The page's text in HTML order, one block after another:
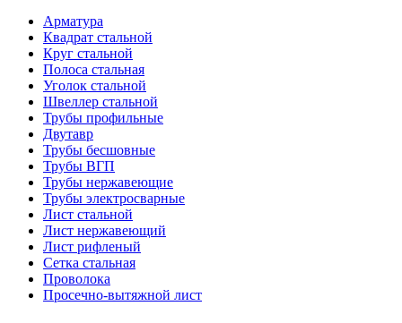
Арматура
Квадрат стальной
Круг стальной
Полоса стальная
Уголок стальной
Швеллер стальной
Трубы профильные
Двутавр
Трубы бесшовные
Трубы ВГП
Трубы нержавеющие
Трубы электросварные
Лист стальной
Лист нержавеющий
Лист рифленый
Сетка стальная
Проволока
Просечно-вытяжной лист